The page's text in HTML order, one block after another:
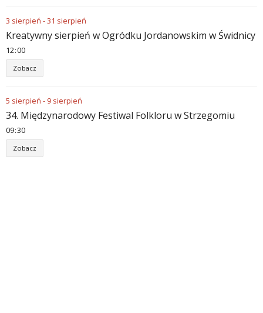
3 sierpień -31 sierpień
Kreatywny sierpień w Ogródku Jordanowskim w Świdnicy
12:00
Zobacz
5 sierpień - 9 sierpień
34. Międzynarodowy Festiwal Folkloru w Strzegomiu
09:30
Zobacz